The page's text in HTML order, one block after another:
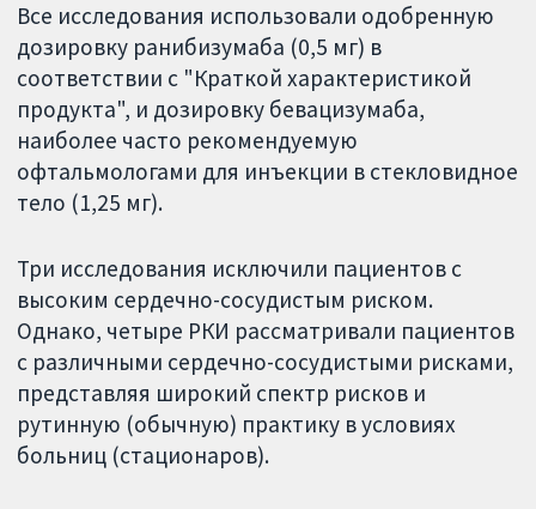
Все исследования использовали одобренную
дозировку ранибизумаба (0,5 мг) в
соответствии с "Краткой характеристикой
продукта", и дозировку бевацизумаба,
наиболее часто рекомендуемую
офтальмологами для инъекции в стекловидное
тело (1,25 мг).
Три исследования исключили пациентов с
высоким сердечно-сосудистым риском.
Однако, четыре РКИ рассматривали пациентов
с различными сердечно-сосудистыми рисками,
представляя широкий спектр рисков и
рутинную (обычную) практику в условиях
больниц (стационаров).